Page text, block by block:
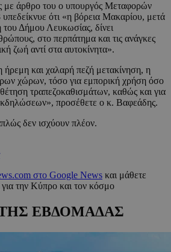
με άρθρο του ο υπουργός Μεταφορών
ότι «η βόρεια Μακαρίου, μετά
Δήμου Λευκωσίας, δίνει
στο περπάτημα και τις ανάγκες
ζωή αντί στα αυτοκίνητα».
και χαλαρή πεζή μετακίνηση, η
χώρων, τόσο για εμπορική χρήση όσο
τραπεζοκαθισμάτων, καθώς και για
προσέθετε ο κ. Βαφεάδης.
δεν ισχύουν πλέον.
στο Google News και μάθετε
για την Κύπρο και τον κόσμο
ΕΒΔΟΜΑΔΑΣ